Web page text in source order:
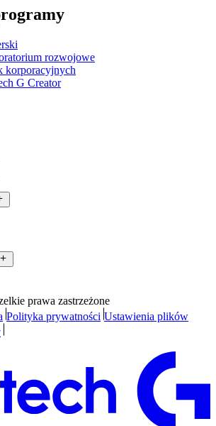
rozwojowe
korporacyjnych
G Creator
prawa zastrzeżone
Polityka prywatności Ustawienia plików